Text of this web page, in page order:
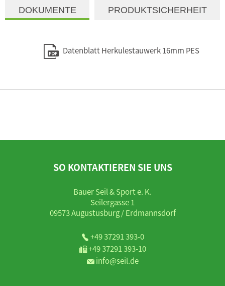
DOKUMENTE PRODUKTSICHERHEIT
Datenblatt Herkulestauwerk 16mm PES
SO KONTAKTIEREN SIE UNS
Bauer Seil & Sport e. K.
Seilergasse 1
09573 Augustusburg / Erdmannsdorf
+49 37291 393-0
+49 37291 393-10
info@seil.de